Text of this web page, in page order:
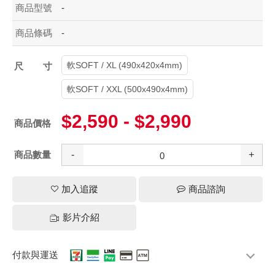
商品型號 -
商品條碼 -
尺寸軟SOFT / XL (490x420x4mm)
軟SOFT / XXL (500x490x4mm)
商品價格 $2,590 - $2,990
商品數量 - +
加入追蹤 商品諮詢
影片介紹
付款與運送